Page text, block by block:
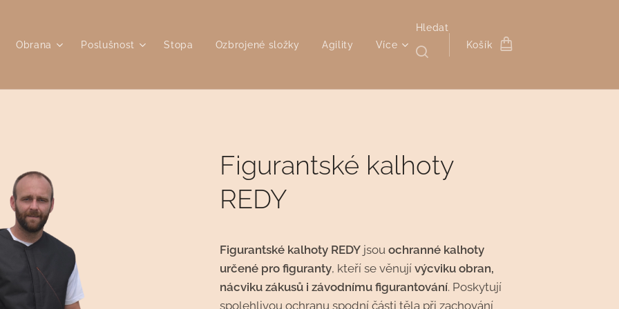
Obrana Poslušnost Stopa Ozbrojené složky Agility Více
Hledat
Košík
Figurantské kalhoty
REDY
Figurantské kalhoty REDY jsouochranné kalhoty
určené pro figuranty, kteří se věnujívýcviku obran,
nácviku zákusů i závodnímu figurantování. Poskytují
spolehlivou ochranu spodní části těla při zachování